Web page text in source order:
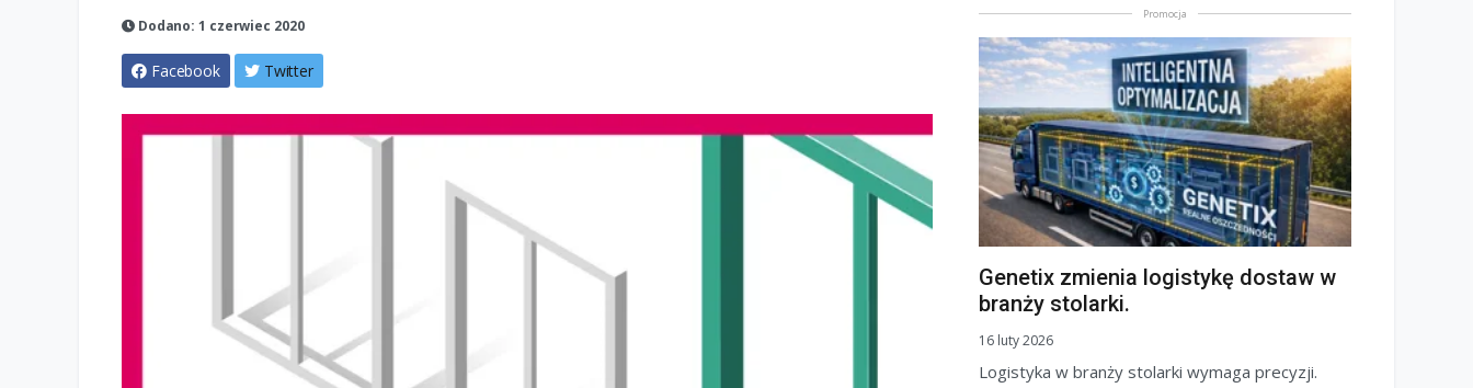
Dodano: 1 czerwiec 2020
Facebook Twitter
Promocja
Genetix zmienia logistykę dostaw w
branży stolarki.
16 luty 2026
Logistyka w branży stolarki wymaga precyzji.